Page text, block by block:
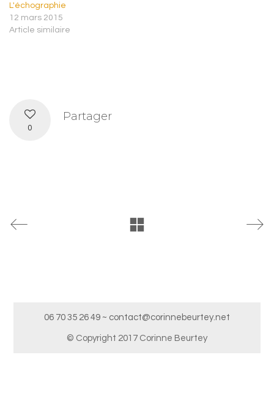
L'échographie
12 mars 2015
Article similaire
0
Partager
06 70 35 26 49 ~ contact@corinnebeurtey.net
© Copyright 2017 Corinne Beurtey